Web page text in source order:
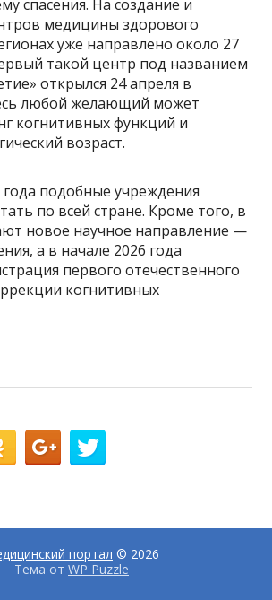
спасения. На создание и
медицины здорового
уже направлено около 27
такой центр под названием
открылся 24 апреля в
любой желающий может
когнитивных функций и
возраст.
года подобные учреждения
по всей стране. Кроме того, в
новое научное направление —
а в начале 2026 года
первого отечественного
когнитивных
портал © 2026
Тема от WP Puzzle